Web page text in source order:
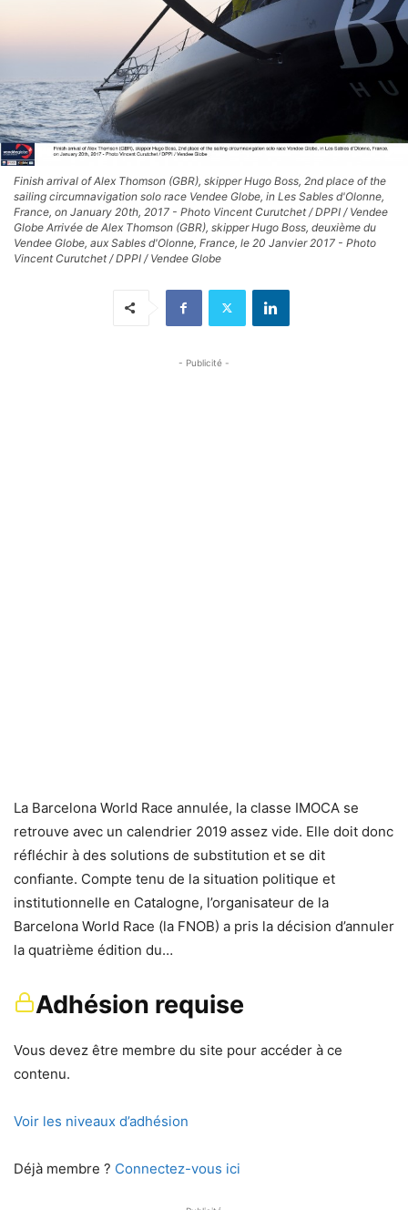
Finish arrival of Alex Thomson (GBR), skipper Hugo Boss, 2nd place of the
sailing circumnavigation solo race Vendee Globe, in Les Sables d'Olonne,
France, on January 20th, 2017 - Photo Vincent Curutchet / DPPI / Vendee
Globe Arrivée de Alex Thomson (GBR), skipper Hugo Boss, deuxième du
Vendee Globe, aux Sables d'Olonne, France, le 20 Janvier 2017 - Photo
Vincent Curutchet / DPPI / Vendee Globe
- Publicité -
La Barcelona World Race annulée, la classe IMOCA se
retrouve avec un calendrier 2019 assez vide. Elle doit donc
réfléchir à des solutions de substitution et se dit
confiante. Compte tenu de la situation politique et
institutionnelle en Catalogne, l’organisateur de la
Barcelona World Race (la FNOB) a pris la décision d’annuler
la quatrième édition du…
Adhésion requise
Vous devez être membre du site pour accéder à ce
contenu.
Voir les niveaux d’adhésion
Déjà membre ? Connectez-vous ici